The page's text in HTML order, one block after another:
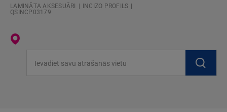
LAMINĀTA AKSESUĀRI
INCIZO PROFILS
QSINCP03179